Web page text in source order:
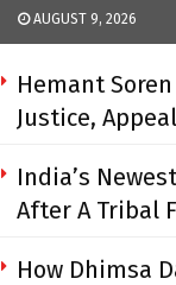
AUGUST 9, 2026
Hemant Soren
Justice,
India’s
After A Tribal
How Dhimsa